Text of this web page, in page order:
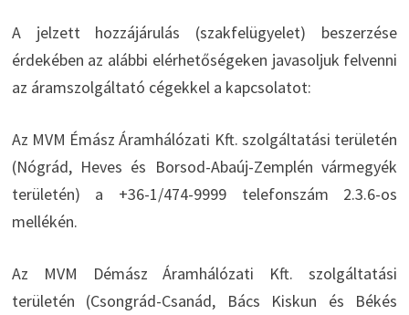
A jelzett hozzájárulás (szakfelügyelet) beszerzése
érdekében az alábbi elérhetőségeken javasoljuk felvenni
az áramszolgáltató cégekkel a kapcsolatot:
Az MVM Émász Áramhálózati Kft. szolgáltatási területén
(Nógrád, Heves és Borsod-Abaúj-Zemplén vármegyék
területén) a +36-1/474-9999 telefonszám 2.3.6-os
mellékén.
Az MVM Démász Áramhálózati Kft. szolgáltatási
területén (Csongrád-Csanád, Bács Kiskun és Békés